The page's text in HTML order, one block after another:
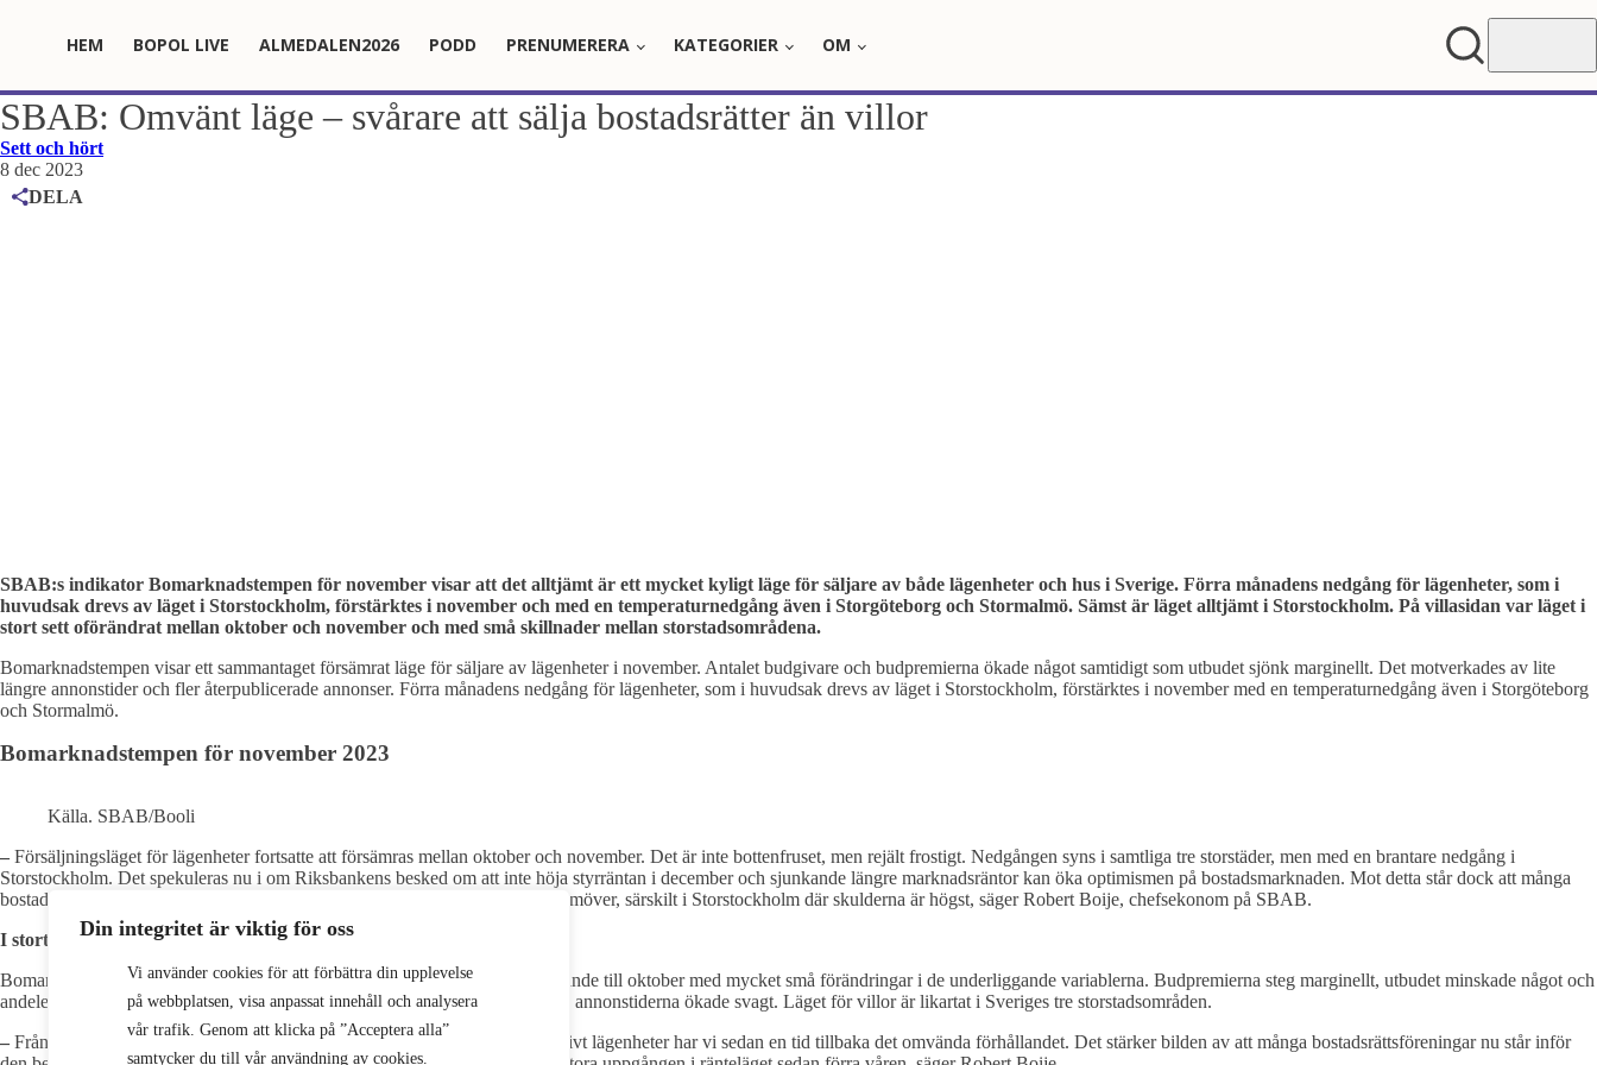
Din integritet är viktig för oss
Vi använder cookies för att förbättra din upplevelse
på webbplatsen, visa anpassat innehåll och analysera
vår trafik. Genom att klicka på ”Acceptera alla”
samtycker du till vår användning av cookies.
HEM BOPOL LIVE ALMEDALEN2026 PODD PRENUMERERA KATEGORIER OM
SBAB: Omvänt läge – svårare att sälja bostadsrätter än villor
Sett och hört
8 dec 2023
DELA
SBAB:s indikator Bomarknadstempen för november visar att det alltjämt är ett mycket kyligt läge för säljare av både lägenheter och hus i Sverige. Förra månadens nedgång för lägenheter, som i
huvudsak drevs av läget i Storstockholm, förstärktes i november och med en temperaturnedgång även i Storgöteborg och Stormalmö. Sämst är läget alltjämt i Storstockholm. På villasidan var läget i
stort sett oförändrat mellan oktober och november och med små skillnader mellan storstadsområdena.
Bomarknadstempen visar ett sammantaget försämrat läge för säljare av lägenheter i november. Antalet budgivare och budpremierna ökade något samtidigt som utbudet sjönk marginellt. Det motverkades av lite
längre annonstider och fler återpublicerade annonser. Förra månadens nedgång för lägenheter, som i huvudsak drevs av läget i Storstockholm, förstärktes i november med en temperaturnedgång även i Storgöteborg
och Stormalmö.
Bomarknadstempen för november 2023
Källa. SBAB/Booli
– Försäljningsläget för lägenheter fortsatte att försämras mellan oktober och november. Det är inte bottenfruset, men rejält frostigt. Nedgången syns i samtliga tre storstäder, men med en brantare nedgång i
Storstockholm. Det spekuleras nu i om Riksbankens besked om att inte höja styrräntan i december och sjunkande längre marknadsräntor kan öka optimismen på bostadsmarknaden. Mot detta står dock att många
bostadsrättsföreningar kommer att behöva höja sina månadsavgifter rejält framöver, särskilt i Storstockholm där skulderna är högst, säger Robert Boije, chefsekonom på SBAB.
I stort sett status quo på villasidan
Bomarknadstempen för villor var i stort sett oförändrad i november i förhållande till oktober med mycket små förändringar i de underliggande variablerna. Budpremierna steg marginellt, utbudet minskade något och
andelen prissänkta sjönk lite. Samtidigt sjönk antalet budgivare något medan annonstiderna ökade svagt. Läget för villor är likartat i Sveriges tre storstadsområden.
– Från att tidigare under året ha haft ett sämre försäljningsläge för villor relativt lägenheter har vi sedan en tid tillbaka det omvända förhållandet. Det stärker bilden av att många bostadsrättsföreningar nu står inför